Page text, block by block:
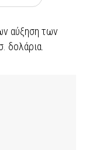
αύξηση των
δολάρια.